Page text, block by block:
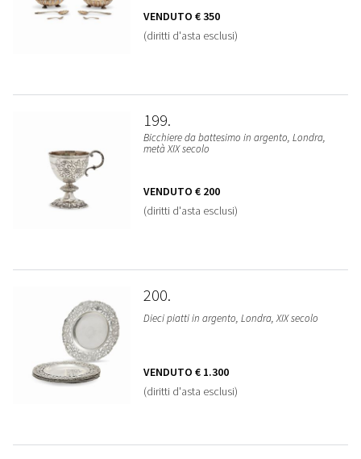
VENDUTO € 350
(diritti d'asta esclusi)
199
Bicchiere da battesimo in argento, Londra,
metà XIX secolo
VENDUTO € 200
(diritti d'asta esclusi)
200
Dieci piatti in argento, Londra, XIX secolo
VENDUTO € 1.300
(diritti d'asta esclusi)